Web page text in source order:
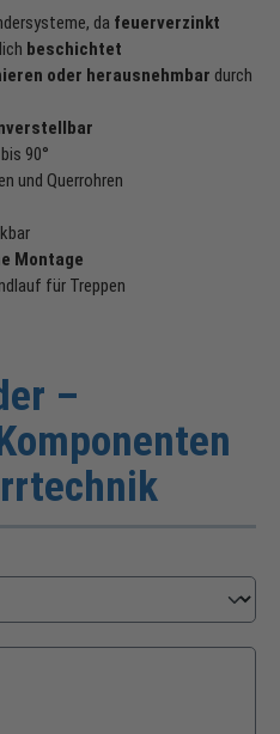
da feuerverzinkt
beschichtet
oder herausnehmbar durch
bis 90°
und Querrohren
Montage
für Treppen
–